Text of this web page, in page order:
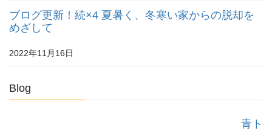
ブログ更新！続×4 夏暑く、冬寒い家からの脱却を
めざして
2022年11月16日
Blog
青ト